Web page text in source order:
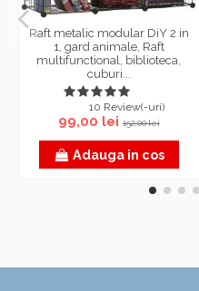
Raft metalic modular DiY 2 in
1, gard animale, Raft
multifunctional, biblioteca,
cuburi...
10 Review(-uri)
99,00 lei152,00 lei
Adauga in cos